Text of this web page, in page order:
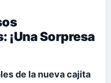
¡Una Sorpresa
de la nueva cajita